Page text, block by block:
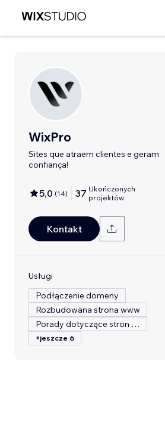
WixPro
Sites que atraem clientes e geram
confiança!
5,0 (14) 37 Ukończonych
projektów
Kontakt
Usługi
Podłączenie domeny
Rozbudowana strona www
Porady dotyczące stron internetowych
+jeszcze 6